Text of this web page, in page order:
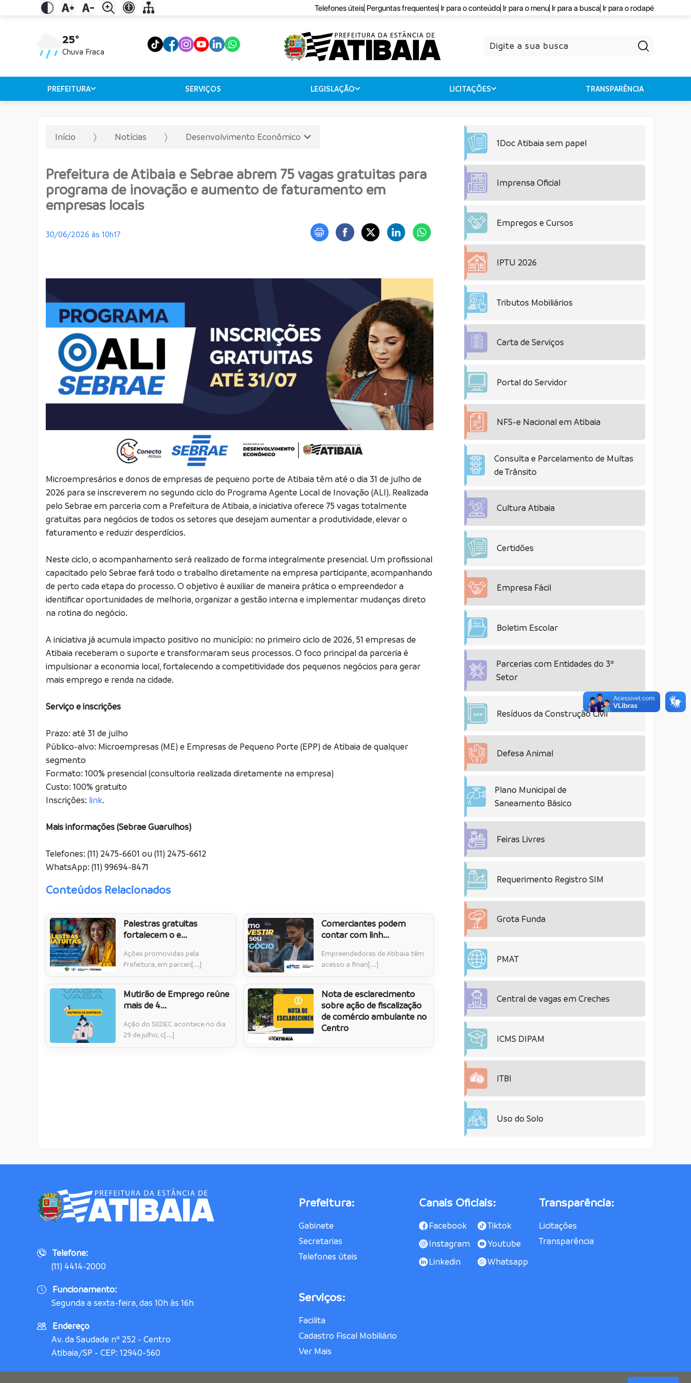
Telefones úteis Perguntas frequentes Ir para o conteúdo Ir para o menu Ir para a busca Ir para o rodapé
25°
Chuva Fraca
PREFEITURA SERVIÇOS LEGISLAÇÃO LICITAÇÕES TRANSPARÊNCIA
Início Notícias Desenvolvimento Econômico
Prefeitura de Atibaia e Sebrae abrem 75 vagas gratuitas para
programa de inovação e aumento de faturamento em
empresas locais
30/06/2026 às 10h17
Microempresários e donos de empresas de pequeno porte de Atibaia têm até o dia 31 de julho de
2026 para se inscreverem no segundo ciclo do Programa Agente Local de Inovação (ALI). Realizada
pelo Sebrae em parceria com a Prefeitura de Atibaia, a iniciativa oferece 75 vagas totalmente
gratuitas para negócios de todos os setores que desejam aumentar a produtividade, elevar o
faturamento e reduzir desperdícios.
Neste ciclo, o acompanhamento será realizado de forma integralmente presencial. Um profissional
capacitado pelo Sebrae fará todo o trabalho diretamente na empresa participante, acompanhando
de perto cada etapa do processo. O objetivo é auxiliar de maneira prática o empreendedor a
identificar oportunidades de melhoria, organizar a gestão interna e implementar mudanças direto
na rotina do negócio.
A iniciativa já acumula impacto positivo no município: no primeiro ciclo de 2026, 51 empresas de
Atibaia receberam o suporte e transformaram seus processos. O foco principal da parceria é
impulsionar a economia local, fortalecendo a competitividade dos pequenos negócios para gerar
mais emprego e renda na cidade.
Serviço e inscrições
Prazo: até 31 de julho
Público-alvo: Microempresas (ME) e Empresas de Pequeno Porte (EPP) de Atibaia de qualquer
segmento
Formato: 100% presencial (consultoria realizada diretamente na empresa)
Custo: 100% gratuito
Inscrições: link.
Mais informações (Sebrae Guarulhos)
Telefones: (11) 2475-6601 ou (11) 2475-6612
WhatsApp: (11) 99694-8471
Conteúdos Relacionados
Palestras gratuitas
fortalecem o e...
Ações promovidas pela
Prefeitura, em parceri[...]
Comerciantes podem
contar com linh...
Empreendedores de Atibaia têm
acesso a finan[...]
Mutirão de Emprego reúne
mais de 4...
Ação do SEDEC acontece no dia
29 de julho, c[...]
Nota de esclarecimento
sobre ação de fiscalização
de comércio ambulante no
Centro
1Doc Atibaia sem papel
Imprensa Oficial
Empregos e Cursos
IPTU 2026
Tributos Mobiliários
Carta de Serviços
Portal do Servidor
NFS-e Nacional em Atibaia
Consulta e Parcelamento de Multas
de Trânsito
Cultura Atibaia
Certidões
Empresa Fácil
Boletim Escolar
Parcerias com Entidades do 3º
Setor
Resíduos da Construção Civil
Defesa Animal
Plano Municipal de
Saneamento Básico
Feiras Livres
Requerimento Registro SIM
Grota Funda
PMAT
Central de vagas em Creches
ICMS DIPAM
ITBI
Uso do Solo
Telefone:
(11) 4414-2000
Funcionamento:
Segunda a sexta-feira, das 10h às 16h
Endereço
Av. da Saudade nº 252 - Centro
Atibaia/SP - CEP: 12940-560
Prefeitura:
Gabinete
Secretarias
Telefones úteis
Canais Oficiais:
Facebook
Tiktok
Instagram
Youtube
Linkedin
Whatsapp
Transparência:
Licitações
Transparência
Serviços:
Facilita
Cadastro Fiscal Mobiliário
Ver Mais